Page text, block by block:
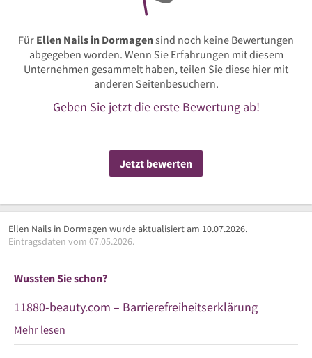
Für Ellen Nails in Dormagensind noch keine Bewertungen
abgegeben worden. Wenn Sie Erfahrungen mit diesem
Unternehmen gesammelt haben, teilen Sie diese hier mit
anderen Seitenbesuchern.
Geben Sie jetzt die erste Bewertung ab!
Jetzt bewerten
Ellen Nails in Dormagen wurde aktualisiert am 10.07.2026.
Eintragsdaten vom 07.05.2026.
Wussten Sie schon?
11880-beauty.com – Barrierefreiheitserklärung
Mehr lesen